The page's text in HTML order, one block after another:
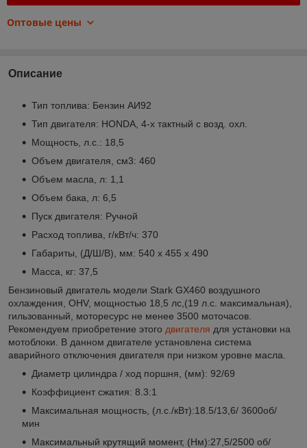
Оптовые цены
Описание
Тип топлива: Бензин АИ92
Тип двигателя: HONDA, 4-х тактный с возд. охл.
Мощность, л.с.: 18,5
Объем двигателя, см3: 460
Объем масла, л: 1,1
Объем бака, л: 6,5
Пуск двигателя: Ручной
Расход топлива, г/кВт/ч: 370
Габариты, (Д/Ш/В), мм: 540 х 455 х 490
Масса, кг: 37,5
Бензиновый двигатель модели Stark GX460 воздушного
охлаждения, OHV, мощностью 18,5 лс,(19 л.с. максимальная),
гильзованный, моторесурс не менее 3500 моточасов.
Рекомендуем приобретение этого двигателя для установки на
мотоблоки. В данном двигателе установлена система
аварийного отключения двигателя при низком уровне масла.
Диаметр цилиндра / ход поршня, (мм): 92/69
Коэффициент сжатия: 8.3:1
Максимальная мощность, (л.с./кВт):18.5/13,6/ 3600об/
мин
Максимальный крутящий момент, (Нм):27,5/2500 об/